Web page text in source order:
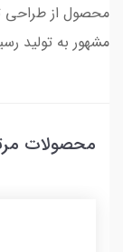
محصول از طراحی
مشهور به تولید
محصولات